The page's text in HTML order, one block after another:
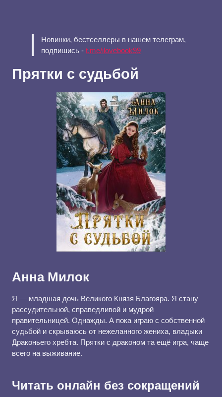
Новинки, бестселлеры в нашем телеграм,
подпишись - t.me/ilovebook99
Прятки с судьбой
Анна Милок
Я — младшая дочь Великого Князя Благояра. Я стану
рассудительной, справедливой и мудрой
правительницей. Однажды. А пока играю с собственной
судьбой и скрываюсь от нежеланного жениха, владыки
Драконьего хребта. Прятки с драконом та ещё игра, чаще
всего на выживание.
Читать онлайн без сокращений